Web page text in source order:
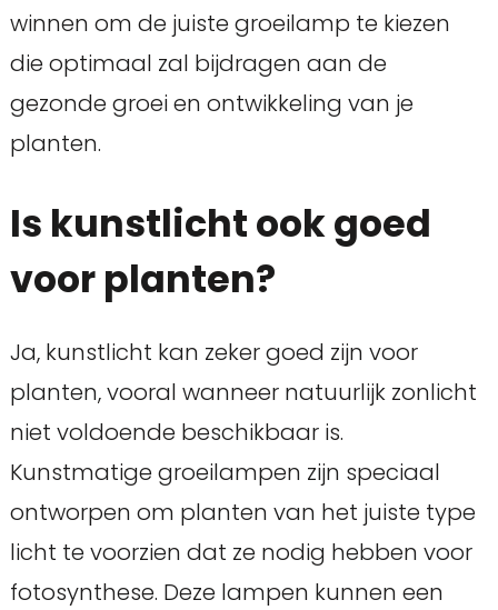
winnen om de juiste groeilamp te kiezen
die optimaal zal bijdragen aan de
gezonde groei en ontwikkeling van je
planten.
Is kunstlicht ook goed
voor planten?
Ja, kunstlicht kan zeker goed zijn voor
planten, vooral wanneer natuurlijk zonlicht
niet voldoende beschikbaar is.
Kunstmatige groeilampen zijn speciaal
ontworpen om planten van het juiste type
licht te voorzien dat ze nodig hebben voor
fotosynthese. Deze lampen kunnen een